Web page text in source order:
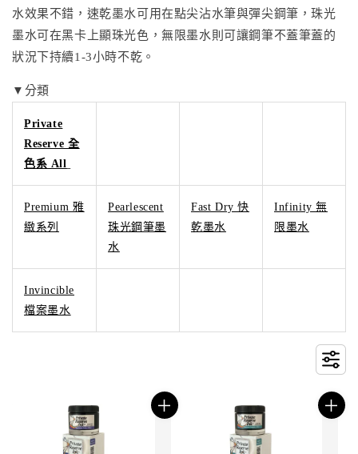
水效果不錯，速乾墨水可用在點尖沾水筆與彈尖鋼筆，珠光
墨水可在黑卡上顯珠光色，無限墨水則可讓鋼筆不蓋筆蓋的
狀況下持續1-3小時不乾。
Private
Reserve 全
色系 All
Premium 雅
緻系列
Pearlescent
珠光鋼筆墨
水
Fast Dry 快
乾墨水
Infinity 無
限墨水
Invincible
檔案墨水
▼分類